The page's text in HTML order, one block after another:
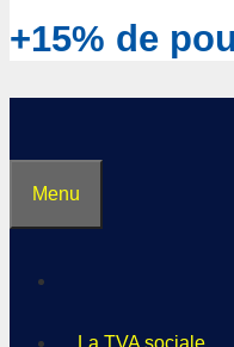
+15% de
Menu
La TVA sociale